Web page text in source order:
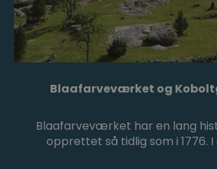
Blaafarveværket og
Blaafarveværket har en lang
opprettet så tidlig som i 1776. I